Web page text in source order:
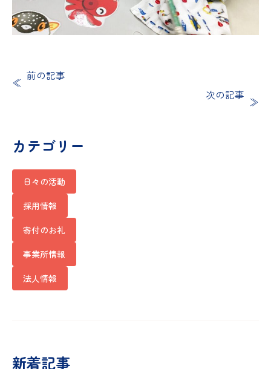
前の記事
次の記事
カテゴリー
日々の活動
採用情報
寄付のお礼
事業所情報
法人情報
新着記事